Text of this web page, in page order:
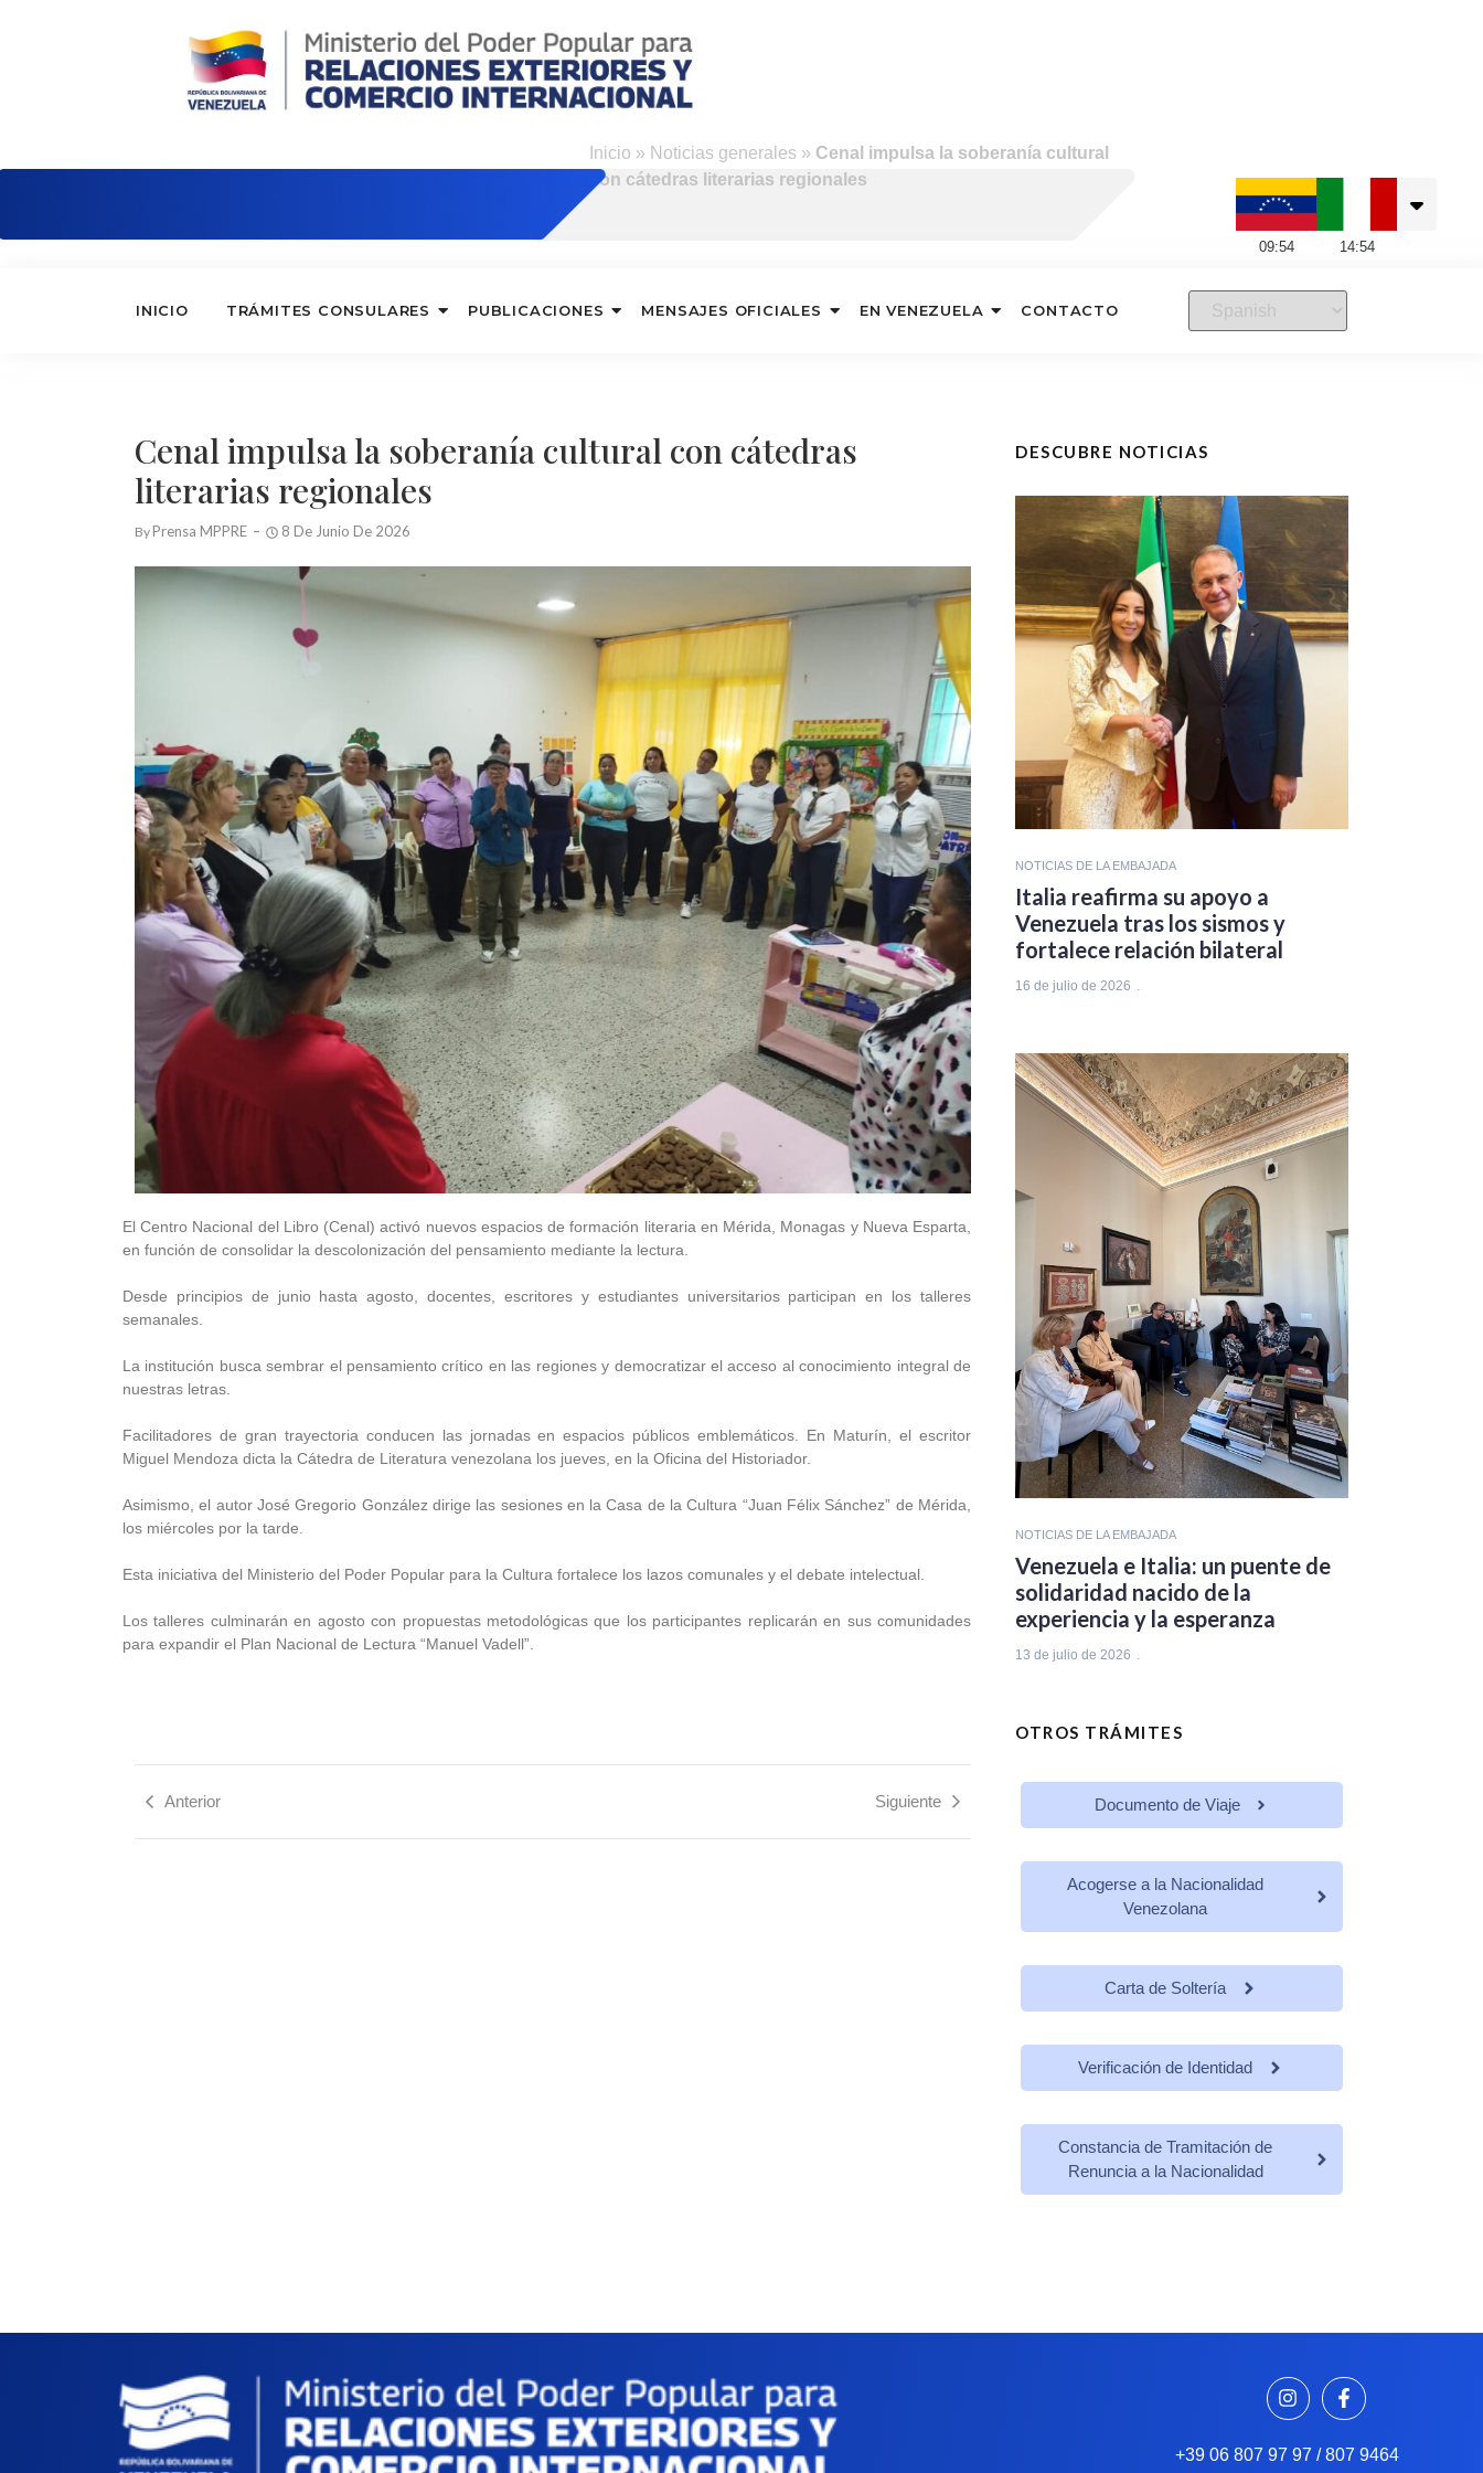
Inicio » Noticias generales » Cenal impulsa la soberanía cultural
con cátedras literarias regionales
09:54 14:54
INICIO TRÁMITES CONSULARES PUBLICACIONES MENSAJES OFICIALES EN VENEZUELA CONTACTO
Cenal impulsa la soberanía cultural con cátedras
literarias regionales
By Prensa MPPRE 8 De Junio De 2026
El Centro Nacional del Libro (Cenal) activó nuevos espacios de formación literaria en Mérida, Monagas y Nueva Esparta,
en función de consolidar la descolonización del pensamiento mediante la lectura.
Desde principios de junio hasta agosto, docentes, escritores y estudiantes universitarios participan en los talleres
semanales.
La institución busca sembrar el pensamiento crítico en las regiones y democratizar el acceso al conocimiento integral de
nuestras letras.
Facilitadores de gran trayectoria conducen las jornadas en espacios públicos emblemáticos. En Maturín, el escritor
Miguel Mendoza dicta la Cátedra de Literatura venezolana los jueves, en la Oficina del Historiador.
Asimismo, el autor José Gregorio González dirige las sesiones en la Casa de la Cultura “Juan Félix Sánchez” de Mérida,
los miércoles por la tarde.
Esta iniciativa del Ministerio del Poder Popular para la Cultura fortalece los lazos comunales y el debate intelectual.
Los talleres culminarán en agosto con propuestas metodológicas que los participantes replicarán en sus comunidades
para expandir el Plan Nacional de Lectura “Manuel Vadell”.
Anterior Siguiente
DESCUBRE NOTICIAS
NOTICIAS DE LA EMBAJADA
Italia reafirma su apoyo a
Venezuela tras los sismos y
fortalece relación bilateral
16 de julio de 2026
NOTICIAS DE LA EMBAJADA
Venezuela e Italia: un puente de
solidaridad nacido de la
experiencia y la esperanza
13 de julio de 2026
OTROS TRÁMITES
Documento de Viaje
Acogerse a la Nacionalidad
Venezolana
Carta de Soltería
Verificación de Identidad
Constancia de Tramitación de
Renuncia a la Nacionalidad
+39 06 807 97 97 / 807 9464